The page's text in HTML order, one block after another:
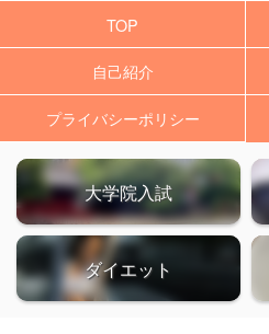
TOP
自己紹介
プライバシーポリシー
大学院入試
ダイエット